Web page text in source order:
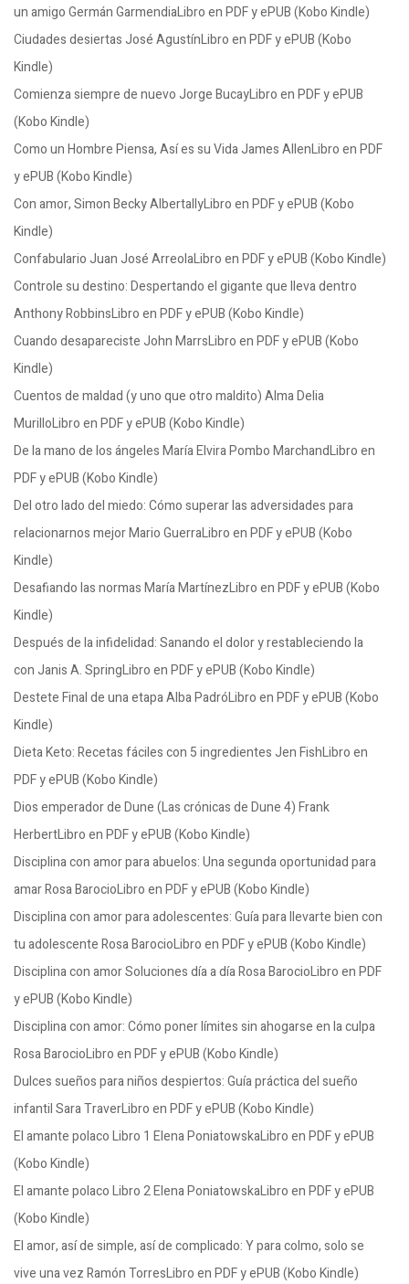
un amigo Germán GarmendiaLibro en PDF y ePUB (Kobo Kindle)
Ciudades desiertas José AgustínLibro en PDF y ePUB (Kobo
Kindle)
Comienza siempre de nuevo Jorge BucayLibro en PDF y ePUB
(Kobo Kindle)
Como un Hombre Piensa, Así es su Vida James AllenLibro en PDF
y ePUB (Kobo Kindle)
Con amor, Simon Becky AlbertallyLibro en PDF y ePUB (Kobo
Kindle)
Confabulario Juan José ArreolaLibro en PDF y ePUB (Kobo Kindle)
Controle su destino: Despertando el gigante que lleva dentro
Anthony RobbinsLibro en PDF y ePUB (Kobo Kindle)
Cuando desapareciste John MarrsLibro en PDF y ePUB (Kobo
Kindle)
Cuentos de maldad (y uno que otro maldito) Alma Delia
MurilloLibro en PDF y ePUB (Kobo Kindle)
De la mano de los ángeles María Elvira Pombo MarchandLibro en
PDF y ePUB (Kobo Kindle)
Del otro lado del miedo: Cómo superar las adversidades para
relacionarnos mejor Mario GuerraLibro en PDF y ePUB (Kobo
Kindle)
Desafiando las normas María MartínezLibro en PDF y ePUB (Kobo
Kindle)
Después de la infidelidad: Sanando el dolor y restableciendo la
con Janis A. SpringLibro en PDF y ePUB (Kobo Kindle)
Destete Final de una etapa Alba PadróLibro en PDF y ePUB (Kobo
Kindle)
Dieta Keto: Recetas fáciles con 5 ingredientes Jen FishLibro en
PDF y ePUB (Kobo Kindle)
Dios emperador de Dune (Las crónicas de Dune 4) Frank
HerbertLibro en PDF y ePUB (Kobo Kindle)
Disciplina con amor para abuelos: Una segunda oportunidad para
amar Rosa BarocioLibro en PDF y ePUB (Kobo Kindle)
Disciplina con amor para adolescentes: Guía para llevarte bien con
tu adolescente Rosa BarocioLibro en PDF y ePUB (Kobo Kindle)
Disciplina con amor Soluciones día a día Rosa BarocioLibro en PDF
y ePUB (Kobo Kindle)
Disciplina con amor: Cómo poner límites sin ahogarse en la culpa
Rosa BarocioLibro en PDF y ePUB (Kobo Kindle)
Dulces sueños para niños despiertos: Guía práctica del sueño
infantil Sara TraverLibro en PDF y ePUB (Kobo Kindle)
El amante polaco Libro 1 Elena PoniatowskaLibro en PDF y ePUB
(Kobo Kindle)
El amante polaco Libro 2 Elena PoniatowskaLibro en PDF y ePUB
(Kobo Kindle)
El amor, así de simple, así de complicado: Y para colmo, solo se
vive una vez Ramón TorresLibro en PDF y ePUB (Kobo Kindle)